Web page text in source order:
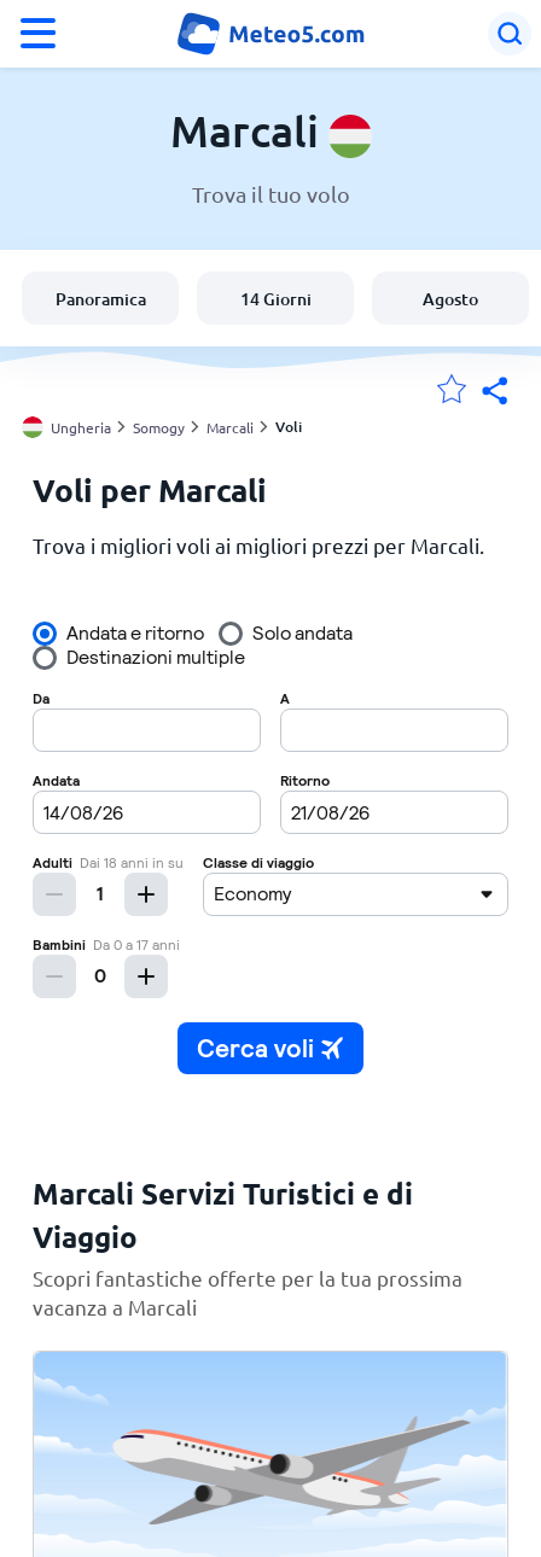
Italia
Svizzera
Le mie località
Marcali
Trova il tuo volo
Panoramica 14 Giorni Agosto
Ungheria Somogy Marcali Voli
Voli per Marcali
Trova i migliori voli ai migliori prezzi per Marcali.
Marcali Servizi Turistici e di
Viaggio
Scopri fantastiche offerte per la tua prossima
vacanza a Marcali